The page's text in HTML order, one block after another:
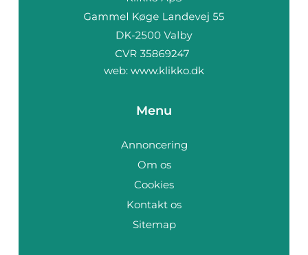
web: www.klikko.dk
Menu
Annoncering
Om os
Cookies
Kontakt os
Sitemap